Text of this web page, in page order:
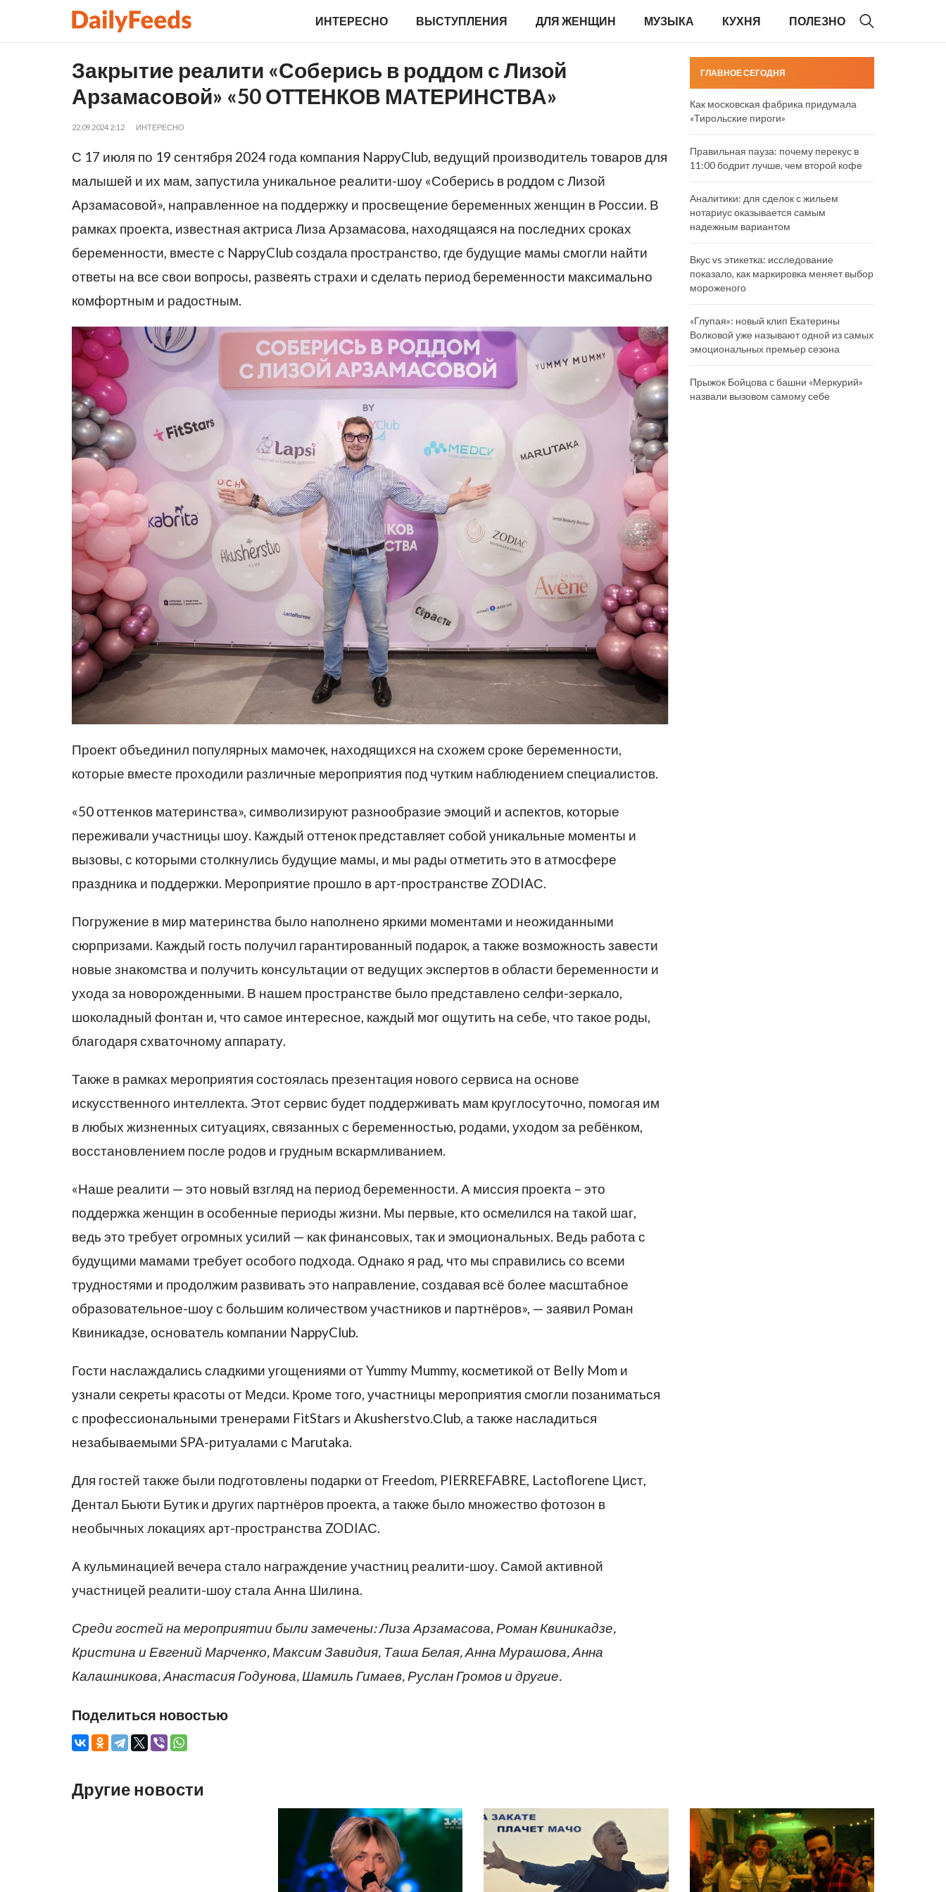
ИНТЕРЕСНО ВЫСТУПЛЕНИЯ ДЛЯ ЖЕНЩИН МУЗЫКА КУХНЯ ПОЛЕЗНО
Закрытие реалити «Соберись в роддом с Лизой
Арзамасовой» «50 ОТТЕНКОВ МАТЕРИНСТВА»
22.09.2024 2:12 ИНТЕРЕСНО
С 17 июля по 19 сентября 2024 года компания NappyClub, ведущий производитель товаров для
малышей и их мам, запустила уникальное реалити-шоу «Соберись в роддом с Лизой
Арзамасовой», направленное на поддержку и просвещение беременных женщин в России. В
рамках проекта, известная актриса Лиза Арзамасова, находящаяся на последних сроках
беременности, вместе с NappyClub создала пространство, где будущие мамы смогли найти
ответы на все свои вопросы, развеять страхи и сделать период беременности максимально
комфортным и радостным.
Проект объединил популярных мамочек, находящихся на схожем сроке беременности,
которые вместе проходили различные мероприятия под чутким наблюдением специалистов.
«50 оттенков материнства», символизируют разнообразие эмоций и аспектов, которые
переживали участницы шоу. Каждый оттенок представляет собой уникальные моменты и
вызовы, с которыми столкнулись будущие мамы, и мы рады отметить это в атмосфере
праздника и поддержки. Мероприятие прошло в арт-пространстве ZODIAС.
Погружение в мир материнства было наполнено яркими моментами и неожиданными
сюрпризами. Каждый гость получил гарантированный подарок, а также возможность завести
новые знакомства и получить консультации от ведущих экспертов в области беременности и
ухода за новорожденными. В нашем пространстве было представлено селфи-зеркало,
шоколадный фонтан и, что самое интересное, каждый мог ощутить на себе, что такое роды,
благодаря схваточному аппарату.
Также в рамках мероприятия состоялась презентация нового сервиса на основе
искусственного интеллекта. Этот сервис будет поддерживать мам круглосуточно, помогая им
в любых жизненных ситуациях, связанных с беременностью, родами, уходом за ребёнком,
восстановлением после родов и грудным вскармливанием.
«Наше реалити — это новый взгляд на период беременности. А миссия проекта – это
поддержка женщин в особенные периоды жизни. Мы первые, кто осмелился на такой шаг,
ведь это требует огромных усилий — как финансовых, так и эмоциональных. Ведь работа с
будущими мамами требует особого подхода. Однако я рад, что мы справились со всеми
трудностями и продолжим развивать это направление, создавая всё более масштабное
образовательное-шоу с большим количеством участников и партнёров», — заявил Роман
Квиникадзе, основатель компании NappyClub.
Гости наслаждались сладкими угощениями от Yummy Mummy, косметикой от Belly Mom и
узнали секреты красоты от Медси. Кроме того, участницы мероприятия смогли позаниматься
с профессиональными тренерами FitStars и Akusherstvo.Сlub, а также насладиться
незабываемыми SPA-ритуалами с Marutaka.
Для гостей также были подготовлены подарки от Freedom, PIERREFABRE, Lactoflorene Цист,
Дентал Бьюти Бутик и других партнёров проекта, а также было множество фотозон в
необычных локациях арт-пространства ZODIAС.
А кульминацией вечера стало награждение участниц реалити-шоу. Самой активной
участницей реалити-шоу стала Анна Шилина.
Среди гостей на мероприятии были замечены: Лиза Арзамасова, Роман Квиникадзе,
Кристина и Евгений Марченко, Максим Завидия, Таша Белая, Анна Мурашова, Анна
Калашникова, Анастасия Годунова, Шамиль Гимаев, Руслан Громов и другие.
Поделиться новостью
ГЛАВНОЕ СЕГОДНЯ
Как московская фабрика придумала
«Тирольские пироги»
Правильная пауза: почему перекус в
11:00 бодрит лучше, чем второй кофе
Аналитики: для сделок с жильем
нотариус оказывается самым
надежным вариантом
Вкус vs этикетка: исследование
показало, как маркировка меняет выбор
мороженого
«Глупая»: новый клип Екатерины
Волковой уже называют одной из самых
эмоциональных премьер сезона
Прыжок Бойцова с башни «Меркурий»
назвали вызовом самому себе
Другие новости